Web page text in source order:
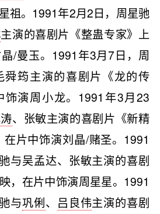
祖。1991年2月2日，周星驰
主演的喜剧片《整蛊专家》上
/曼玉。1991年3月7日，周
舜筠主演的喜剧片《龙的传
饰演周小龙。1991年3月23
、张敏主演的喜剧片《新精
片中饰演刘晶/赌圣。1991
与吴孟达、张敏主演的喜剧
，在片中饰演周星星。1991
与巩俐、 吕良伟主演的喜剧